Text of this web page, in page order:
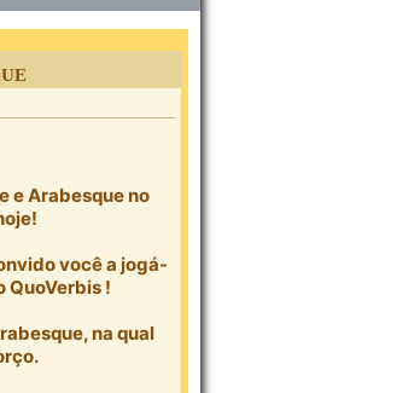
e Arabesque no
você a jogá-
QuoVerbis !
na qual